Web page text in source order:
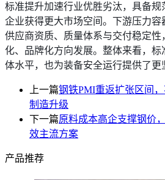
标准提升加速行业优胜劣汰，具备
企业获得更大市场空间。下游压力
供应商资质、质量体系与交付稳定
化、品牌化方向发展。整体来看，
体水平，也为装备安全运行提供了更
上一篇钢铁PMI重返扩张区间
制造升级
下一篇原料成本高企支撑钢价
效主流方案
产品推荐